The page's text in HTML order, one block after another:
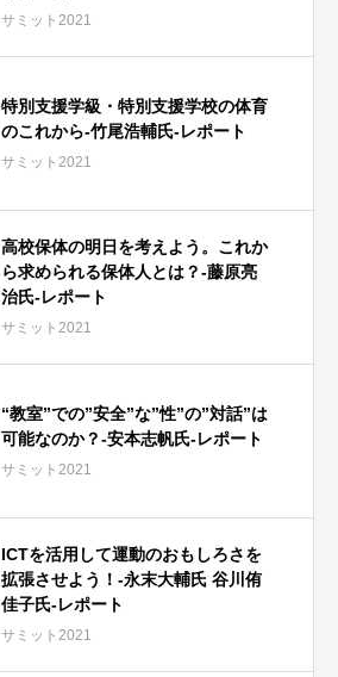
サミット2021
特別支援学級・特別支援学校の体育
のこれから-竹尾浩輔氏-レポート
サミット2021
高校保体の明日を考えよう。これか
ら求められる保体人とは？-藤原亮
治氏-レポート
サミット2021
“教室”での”安全”な”性”の”対話”は
可能なのか？-安本志帆氏-レポート
サミット2021
ICTを活用して運動のおもしろさを
拡張させよう！-永末大輔氏 谷川侑
佳子氏-レポート
サミット2021